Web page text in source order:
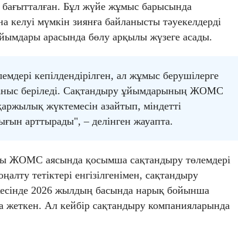
бағытталған. Бұл жүйе жұмыс барысында
келуі мүмкін зиянға байланысты тәуекелдерді
арасында бөлу арқылы жүзеге асады.
кепілдендірілген, ал жұмыс берушілерге
беріледі. Сақтандыру ұйымдарының ЖОМС
жүктемесін азайтып, міндетті
арттырады", – делінген жауапта.
ЖОМС аясында қосымша сақтандыру төлемдері
тетіктері енгізілгенімен, сақтандыру
2026 жылдың басында нарық бойынша
Ал кейбір сақтандыру компанияларында